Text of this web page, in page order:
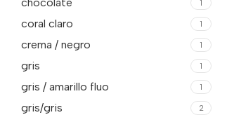
1
coral claro 1
crema / negro 1
gris 1
gris / amarillo fluo 1
gris/gris 2